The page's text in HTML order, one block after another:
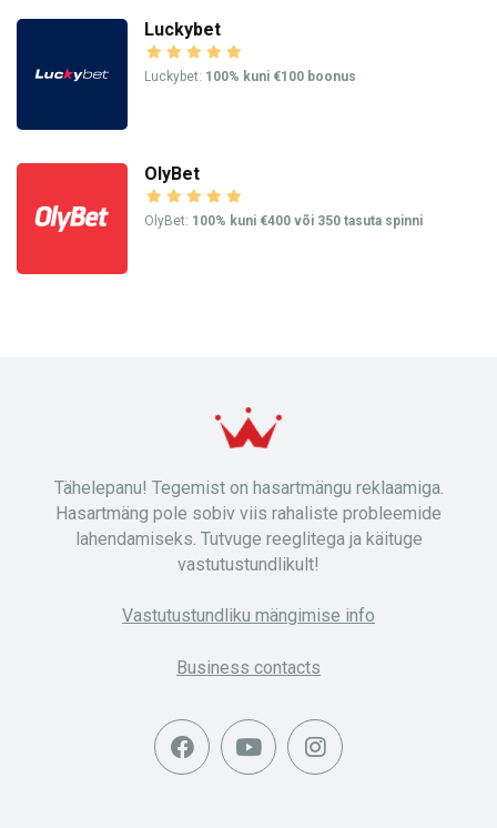
Luckybet
Luckybet: 100% kuni €100 boonus
OlyBet
OlyBet: 100% kuni €400 või 350 tasuta spinni
Tähelepanu! Tegemist on hasartmängu reklaamiga.
Hasartmäng pole sobiv viis rahaliste probleemide
lahendamiseks. Tutvuge reeglitega ja käituge
vastutustundlikult!
Vastutustundliku mängimise info
Business contacts